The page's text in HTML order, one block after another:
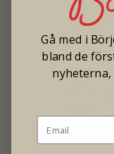
Gå med i
bland de